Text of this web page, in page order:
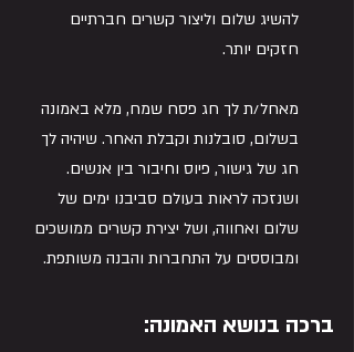
להשיג שלום וליצור קשרים חברתיים
חזקים יותר.
מאחל/ת לך חג פסח שמח, מלא באמונה
בשלום, סובלנות וקבלת האחר. שיהיה לך
חג של גישור, פיוס וחיבור בין אנשים.
ושנזכה לראות בעולם סביבנו ימים של
שלום ואחווה, ושל יצירת קשרים ממושכים
ומבוססים על התחברות והבנה משותפת.
ברכה בנושא האמונה: